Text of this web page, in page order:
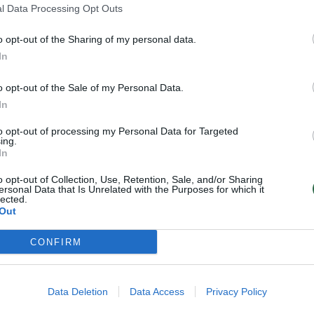
Data Processing Opt Outs
opt-out of the Sharing of my personal data.
opt-out of the Sale of my Personal Data.
opt-out of processing my Personal Data for Targeted
opt-out of Collection, Use, Retention, Sale, and/or Sharing
Data that Is Unrelated with the Purposes for which it
CONFIRM
Data Deletion Data Access Privacy Policy
vadovė D.
IOC
prezidento Th.
Olimpine
chartija
paralimpinio
Andrew Parsonsas
Rusijos ir Baltarusijos sportininkų dalyvavimą
su neutralia vėliava. Sakiau, kad Lietuva yra
principinę poziciją ir ragina tą patį daryti kitas